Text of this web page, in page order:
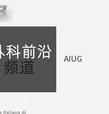
AIUG